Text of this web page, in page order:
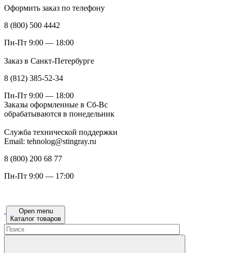
Оформить заказ по телефону
8 (800) 500 4442
Пн-Пт 9:00 — 18:00
Заказ в Санкт-Петербурге
8 (812) 385-52-34
Пн-Пт 9:00 — 18:00
Заказы оформленные в Сб-Вс
обрабатываются в понедельник
Служба технической поддержки
Email: tehnolog@stingray.ru
8 (800) 200 68 77
Пн-Пт 9:00 — 17:00
Open menu
Каталог товаров